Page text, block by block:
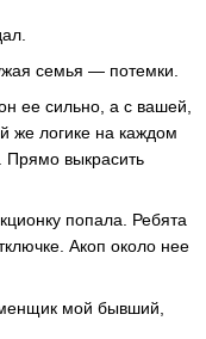
семья — потемки.
ее сильно, а с вашей,
же логике на каждом
Прямо выкрасить
попала. Ребята
Акоп около нее
мой бывший,